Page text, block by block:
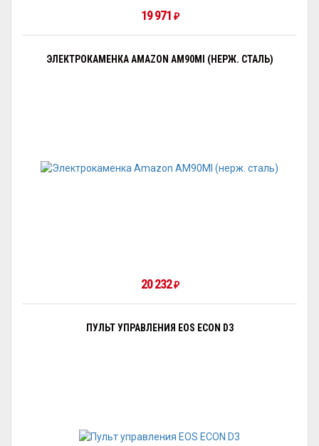
19 971 ₽
ЭЛЕКТРОКАМЕНКА AMAZON AM90MI (НЕРЖ. СТАЛЬ)
20 232₽
ПУЛЬТ УПРАВЛЕНИЯ EOS ECON D3